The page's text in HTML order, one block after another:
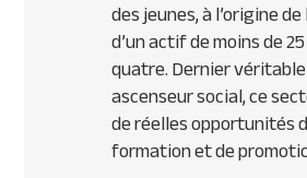
des jeunes, à l’origine
d’un actif de moins de
quatre. Dernier véritable
ascenseur social, ce
de réelles opportunités
formation et de